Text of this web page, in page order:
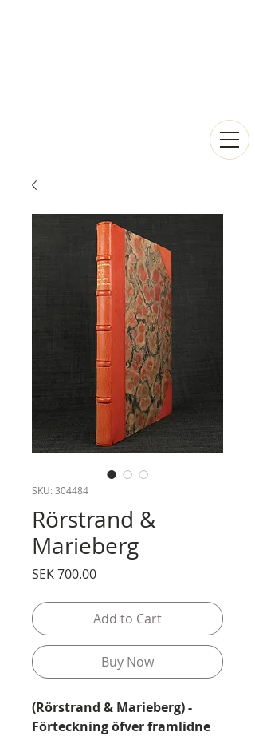
SKU: 304484
Rörstrand &
Marieberg
SEK 700.00Price
Add to Cart
Buy Now
(Rörstrand & Marieberg) -
Förteckning öfver framlidne